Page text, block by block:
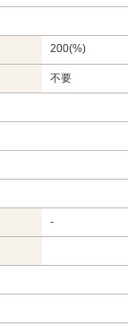
200(%)
不要
-